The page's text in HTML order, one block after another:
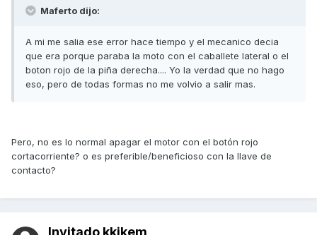
Maferto dijo:
A mi me salia ese error hace tiempo y el mecanico decia
que era porque paraba la moto con el caballete lateral o el
boton rojo de la piña derecha.... Yo la verdad que no hago
eso, pero de todas formas no me volvio a salir mas.
Pero, no es lo normal apagar el motor con el botón rojo
cortacorriente? o es preferible/beneficioso con la llave de
contacto?